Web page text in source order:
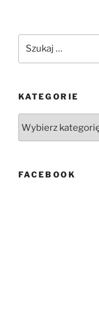
KATEGORIE
FACEBOOK